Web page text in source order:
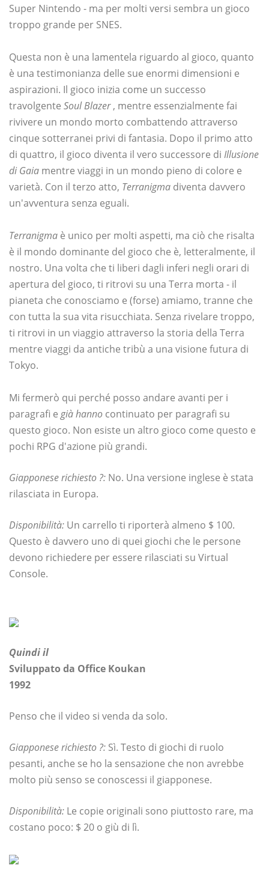
Super Nintendo - ma per molti versi sembra un gioco
troppo grande per SNES.
Questa non è una lamentela riguardo al gioco, quanto
è una testimonianza delle sue enormi dimensioni e
aspirazioni. Il gioco inizia come un successo
travolgente Soul Blazer, mentre essenzialmente fai
rivivere un mondo morto combattendo attraverso
cinque sotterranei privi di fantasia. Dopo il primo atto
di quattro, il gioco diventa il vero successore di Illusione
di Gaia mentre viaggi in un mondo pieno di colore e
varietà. Con il terzo atto, Terranigma diventa davvero
un'avventura senza eguali.
Terranigma è unico per molti aspetti, ma ciò che risalta
è il mondo dominante del gioco che è, letteralmente, il
nostro. Una volta che ti liberi dagli inferi negli orari di
apertura del gioco, ti ritrovi su una Terra morta - il
pianeta che conosciamo e (forse) amiamo, tranne che
con tutta la sua vita risucchiata. Senza rivelare troppo,
ti ritrovi in ​​un viaggio attraverso la storia della Terra
mentre viaggi da antiche tribù a una visione futura di
Tokyo.
Mi fermerò qui perché posso andare avanti per i
paragrafi e già hanno continuato per paragrafi su
questo gioco. Non esiste un altro gioco come questo e
pochi RPG d'azione più grandi.
Giapponese richiesto ?: No. Una versione inglese è stata
rilasciata in Europa.
Disponibilità: Un carrello ti riporterà almeno $ 100.
Questo è davvero uno di quei giochi che le persone
devono richiedere per essere rilasciati su Virtual
Console.
Quindi il
Sviluppato da Office Koukan
1992
Penso che il video si venda da solo.
Giapponese richiesto ?: Sì. Testo di giochi di ruolo
pesanti, anche se ho la sensazione che non avrebbe
molto più senso se conoscessi il giapponese.
Disponibilità: Le copie originali sono piuttosto rare, ma
costano poco: $ 20 o giù di lì.